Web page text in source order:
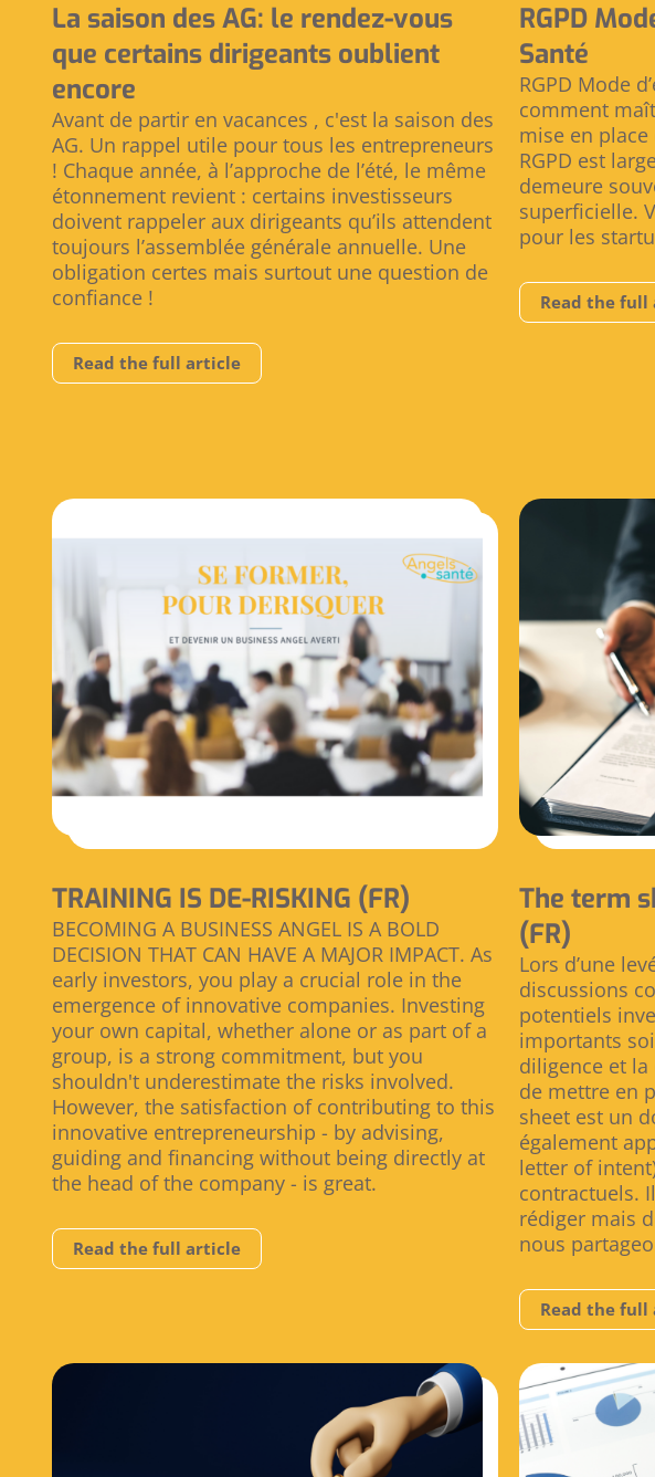
La saison des AG: le rendez-vous
que certains dirigeants oublient
encore
Avant de partir en vacances , c'est la saison des
AG. Un rappel utile pour tous les entrepreneurs
! Chaque année, à l’approche de l’été, le même
étonnement revient : certains investisseurs
doivent rappeler aux dirigeants qu’ils attendent
toujours l’assemblée générale annuelle. Une
obligation certes mais surtout une question de
confiance !
Read the full article
RGPD
Santé
RGPD Mode
comment
mise en place
RGPD est
demeure
superficielle.
pour les
Read the
TRAINING IS DE-RISKING (FR)
BECOMING A BUSINESS ANGEL IS A BOLD
DECISION THAT CAN HAVE A MAJOR IMPACT. As
early investors, you play a crucial role in the
emergence of innovative companies. Investing
your own capital, whether alone or as part of a
group, is a strong commitment, but you
shouldn't underestimate the risks involved.
However, the satisfaction of contributing to this
innovative entrepreneurship - by advising,
guiding and financing without being directly at
the head of the company - is great.
Read the full article
The term
(FR)
Lors d’une
discussions
potentiels
importants
diligence et
de mettre en
sheet est un
également
letter of
contractuels.
rédiger mais
nous
Read the